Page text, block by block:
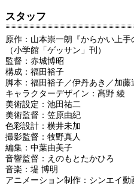
スタッフ
原作：山本崇一朗『からかい上手
（小学館「ゲッサン」刊）
監督：赤城博昭
構成：福田裕子
脚本：福田裕子／伊丹あき／加藤
キャラクターデザイン：髙野 綾
美術設定：池田祐二
美術監督：笠原由紀
色彩設計：横井未加
撮影監督：牧野真人
編集：中葉由美子
音響監督：えのもとたかひろ
音楽：堤 博明
アニメーション制作：シンエイ動